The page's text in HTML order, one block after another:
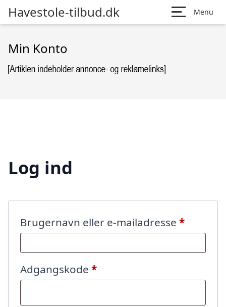
Havestole-tilbud.dk Menu
Min Konto
Log ind
Brugernavn eller e-mailadresse *
Adgangskode *Påkrævet